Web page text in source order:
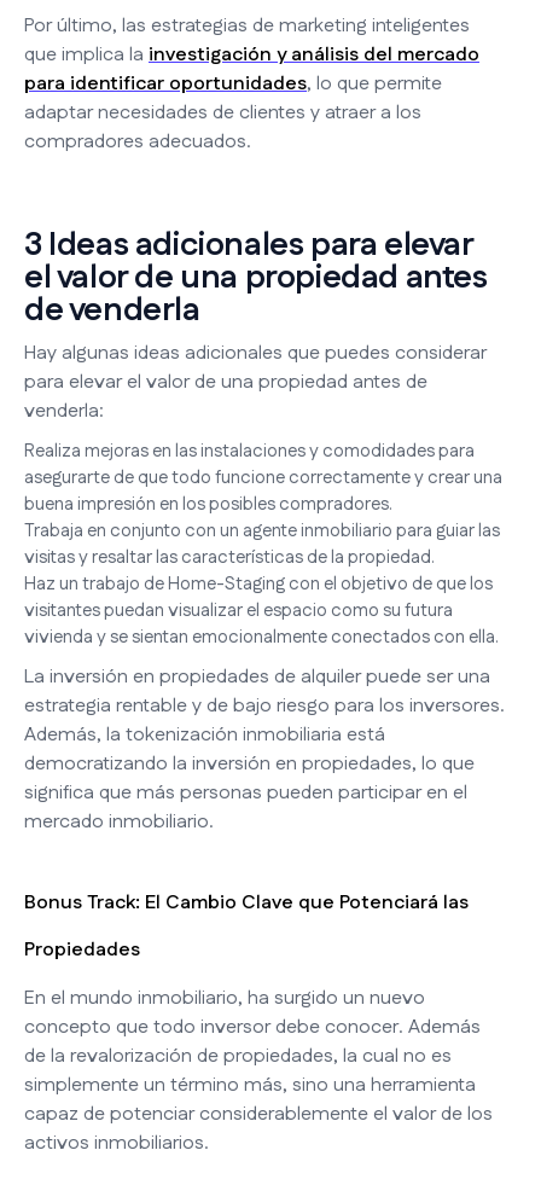
Por último, las estrategias de marketing inteligentes
que implica la investigación y análisis del mercado
para identificar oportunidades, lo que permite
adaptar necesidades de clientes y atraer a los
compradores adecuados.
3 Ideas adicionales para elevar
el valor de una propiedad antes
de venderla
Hay algunas ideas adicionales que puedes considerar
para elevar el valor de una propiedad antes de
venderla:
Realiza mejoras en las instalaciones y comodidades para
asegurarte de que todo funcione correctamente y crear una
buena impresión en los posibles compradores.
Trabaja en conjunto con un agente inmobiliario para guiar las
visitas y resaltar las características de la propiedad.
Haz un trabajo de Home-Staging con el objetivo de que los
visitantes puedan visualizar el espacio como su futura
vivienda y se sientan emocionalmente conectados con ella.
La inversión en propiedades de alquiler puede ser una
estrategia rentable y de bajo riesgo para los inversores.
Además, la tokenización inmobiliaria está
democratizando la inversión en propiedades, lo que
significa que más personas pueden participar en el
mercado inmobiliario.
Bonus Track: El Cambio Clave que Potenciará las
Propiedades
En el mundo inmobiliario, ha surgido un nuevo
concepto que todo inversor debe conocer. Además
de la revalorización de propiedades, la cual no es
simplemente un término más, sino una herramienta
capaz de potenciar considerablemente el valor de los
activos inmobiliarios.